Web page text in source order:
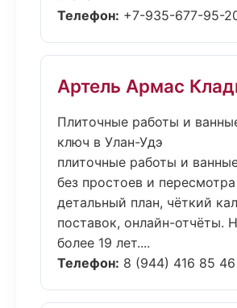
Телефон: +7-935-677-95-
Артель Армас
Плиточные работы и
ключ в Улан-Удэ
плиточные работы и
без простоев и
детальный план, чёткий
поставок, онлайн-отчёты.
более 19 лет....
Телефон: 8 (944) 416 85 46